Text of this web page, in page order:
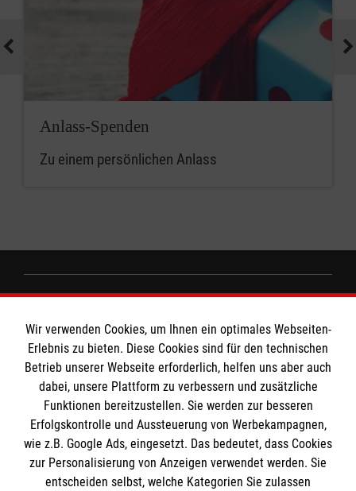
Anlass-Spenden
Zu einem persönlichen Anlass
Impressum
Datenschutz
Barrierefreiheit
Kontakt
Die Malteser
Malteser in Deutschland
Malteserorden
Spendenkonto
Wir verwenden Cookies, um Ihnen ein optimales Webseiten-
Erlebnis zu bieten. Diese Cookies sind für den technischen
Betrieb unserer Webseite erforderlich, helfen uns aber auch
dabei, unsere Plattform zu verbessern und zusätzliche
Funktionen bereitzustellen. Sie werden zur besseren
Erfolgskontrolle und Aussteuerung von Werbekampagnen,
wie z.B. Google Ads, eingesetzt. Das bedeutet, dass Cookies
zur Personalisierung von Anzeigen verwendet werden. Sie
entscheiden selbst, welche Kategorien Sie zulassen